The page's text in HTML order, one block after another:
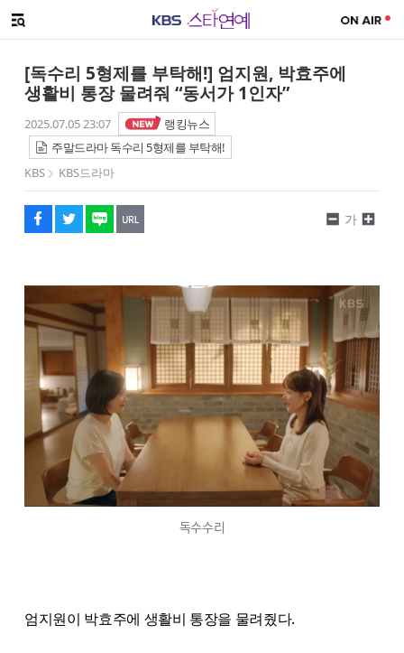
메뉴 열기
[독수리 5형제를 부탁해!] 엄지원, 박효주에
생활비 통장 물려줘 “동서가 1인자”
2025.07.05 23:07
랭킹뉴스
주말드라마 독수리 5형제를 부탁해!
KBS
KBS드라마
페이스북
트위터
네이버
URL복사
글씨 작게보기
가
글씨 크게보기
독수수리
엄지원이 박효주에 생활비 통장을 물려줬다.